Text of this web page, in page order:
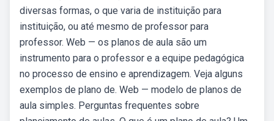
diversas formas, o que varia de instituição para
instituição, ou até mesmo de professor para
professor. Web — os planos de aula são um
instrumento para o professor e a equipe pedagógica
no processo de ensino e aprendizagem. Veja alguns
exemplos de plano de. Web — modelo de planos de
aula simples. Perguntas frequentes sobre